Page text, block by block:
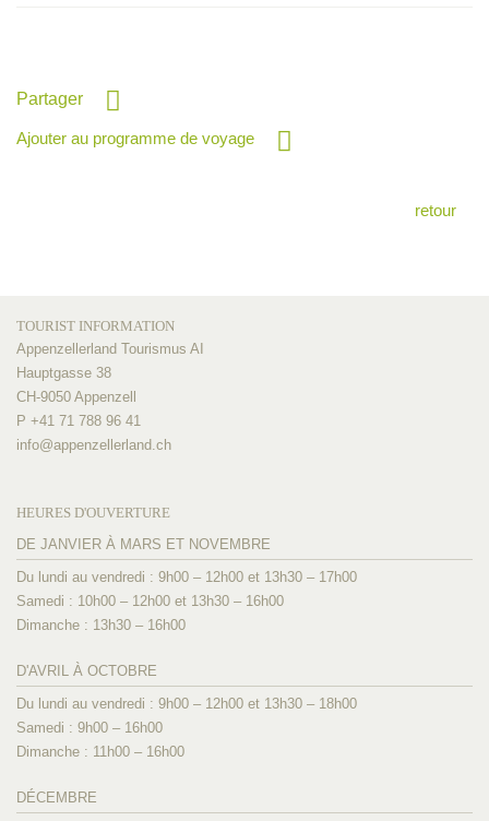
Partager
Ajouter au programme de voyage
retour
TOURIST INFORMATION
Appenzellerland Tourismus AI
Hauptgasse 38
CH-9050 Appenzell
P +41 71 788 96 41
info@appenzellerland.ch
HEURES D'OUVERTURE
DE JANVIER À MARS ET NOVEMBRE
Du lundi au vendredi : 9h00 – 12h00 et 13h30 – 17h00
Samedi : 10h00 – 12h00 et 13h30 – 16h00
Dimanche : 13h30 – 16h00
D'AVRIL À OCTOBRE
Du lundi au vendredi : 9h00 – 12h00 et 13h30 – 18h00
Samedi : 9h00 – 16h00
Dimanche : 11h00 – 16h00
DÉCEMBRE